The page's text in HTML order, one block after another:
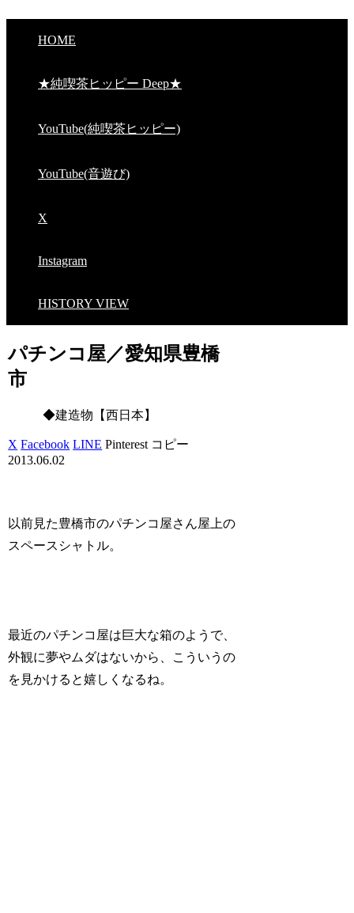
HOME
★純喫茶ヒッピー Deep★
YouTube(純喫茶ヒッピー)
YouTube(音遊び)
X
Instagram
HISTORY VIEW
パチンコ屋／愛知県豊橋
市
◆建造物【西日本】
X Facebook LINE Pinterest コピー
2013.06.02
以前見た豊橋市のパチンコ屋さん屋上の
スペースシャトル。
最近のパチンコ屋は巨大な箱のようで、
外観に夢やムダはないから、こういうの
を見かけると嬉しくなるね。